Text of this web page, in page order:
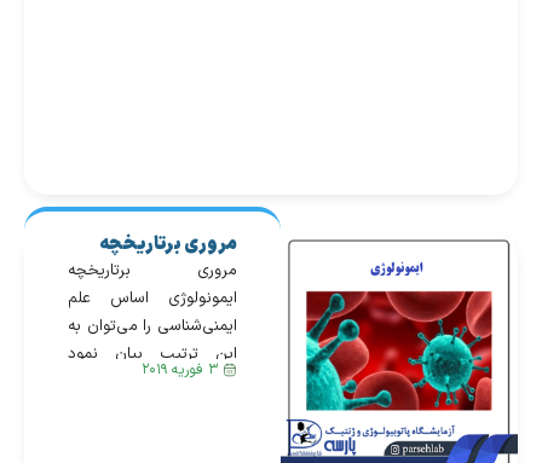
مروری برتاریخچه
ایمونولوژی
مروری برتاریخچه
ایمونولوژی اساس علم
ایمنی‌شناسی را می‌توان به
این ترتیب بیان نمود
که «چگونه بدن، خودی را
۳ فوریه ۲۰۱۹